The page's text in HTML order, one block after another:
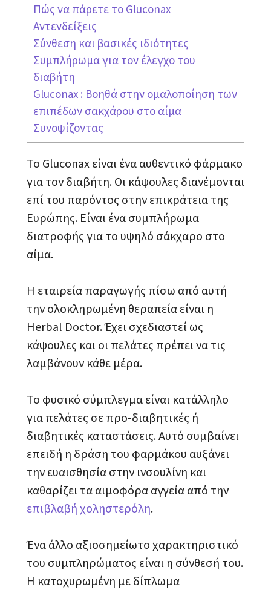
Πώς να πάρετε το Gluconax
Αντενδείξεις
Σύνθεση και βασικές ιδιότητες
Συμπλήρωμα για τον έλεγχο του
διαβήτη
Gluconax : Βοηθά στην ομαλοποίηση των
επιπέδων σακχάρου στο αίμα
Συνοψίζοντας
Το Gluconax είναι ένα αυθεντικό φάρμακο
για τον διαβήτη. Οι κάψουλες διανέμονται
επί του παρόντος στην επικράτεια της
Ευρώπης. Είναι ένα συμπλήρωμα
διατροφής για το υψηλό σάκχαρο στο
αίμα.
Η εταιρεία παραγωγής πίσω από αυτή
την ολοκληρωμένη θεραπεία είναι η
Herbal Doctor. Έχει σχεδιαστεί ως
κάψουλες και οι πελάτες πρέπει να τις
λαμβάνουν κάθε μέρα.
Το φυσικό σύμπλεγμα είναι κατάλληλο
για πελάτες σε προ-διαβητικές ή
διαβητικές καταστάσεις. Αυτό συμβαίνει
επειδή η δράση του φαρμάκου αυξάνει
την ευαισθησία στην ινσουλίνη και
καθαρίζει τα αιμοφόρα αγγεία από την
επιβλαβή χοληστερόλη.
Ένα άλλο αξιοσημείωτο χαρακτηριστικό
του συμπληρώματος είναι η σύνθεσή του.
Η κατοχυρωμένη με δίπλωμα